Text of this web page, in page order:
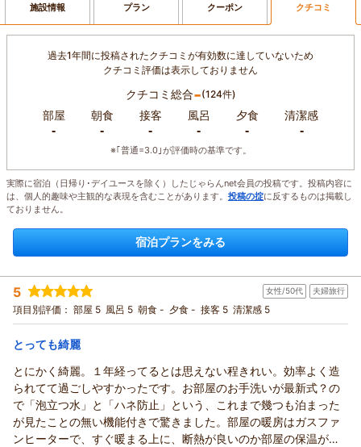
施設情報 プラン クーポン クチコミ
過去1年間に投稿されたクチコミが有効数に達していないため
クチコミ評価は表示しておりません
クチコミ総合-(124件)
部屋
-
朝食
-
接客
-
風呂
-
夕食
-
清潔感
-
※｢普通=3.0｣が評価時の基準です。
実際に宿泊（日帰り･デイユースを除く）したじゃらんnet会員の投稿です。投稿内容に
は、個人的趣味や主観的な表現を含むことがあります。 投稿の掟に反するものは掲載し
ておりません。
宿泊プランをみる
5 女性/50代 夫婦旅行
項目別評価： 部屋 5 風呂 5 朝食 - 夕食 - 接客 5 清潔感 5
とっても綺麗
とにかく綺麗。１年経ってるとは思えない程きれい。効率よく造
られてて過ごしやすかったです。お部屋のお手洗いが最新式？の
で「泡立つ水」と「ハネ防止」という、これまで幾つも泊まった
が見たことの無い機能付きで驚きました。部屋の暖房はガスファ
ンヒーターで、すぐ暖まる上に、断熱が良いのか部屋の保温が良